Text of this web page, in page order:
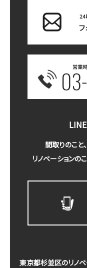
間取りのこと
リノベーションの
東京都杉並区のリノベ